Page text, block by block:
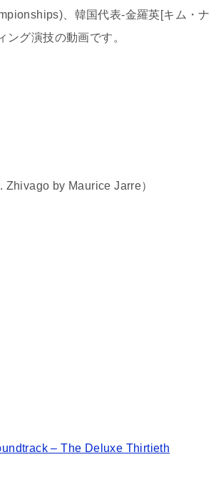
、韓国代表-金羅英[キム・ナ
グ演技の動画です。
by Maurice Jarre）
– The Deluxe Thirtieth